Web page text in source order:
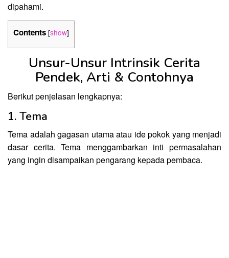
dipahami.
Contents [show]
Unsur-Unsur Intrinsik Cerita
Pendek, Arti & Contohnya
Berikut penjelasan lengkapnya:
1. Tema
Tema adalah gagasan utama atau ide pokok yang menjadi
dasar cerita. Tema menggambarkan inti permasalahan
yang ingin disampaikan pengarang kepada pembaca.